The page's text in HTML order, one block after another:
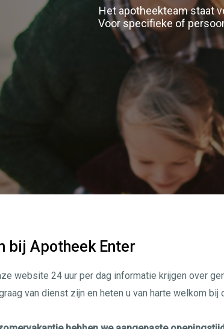
Het apotheekteam staat
Voor specifieke of
bij Apotheek Enter
website 24 uur per dag informatie krijgen over
van dienst zijn en heten u van harte welkom bij